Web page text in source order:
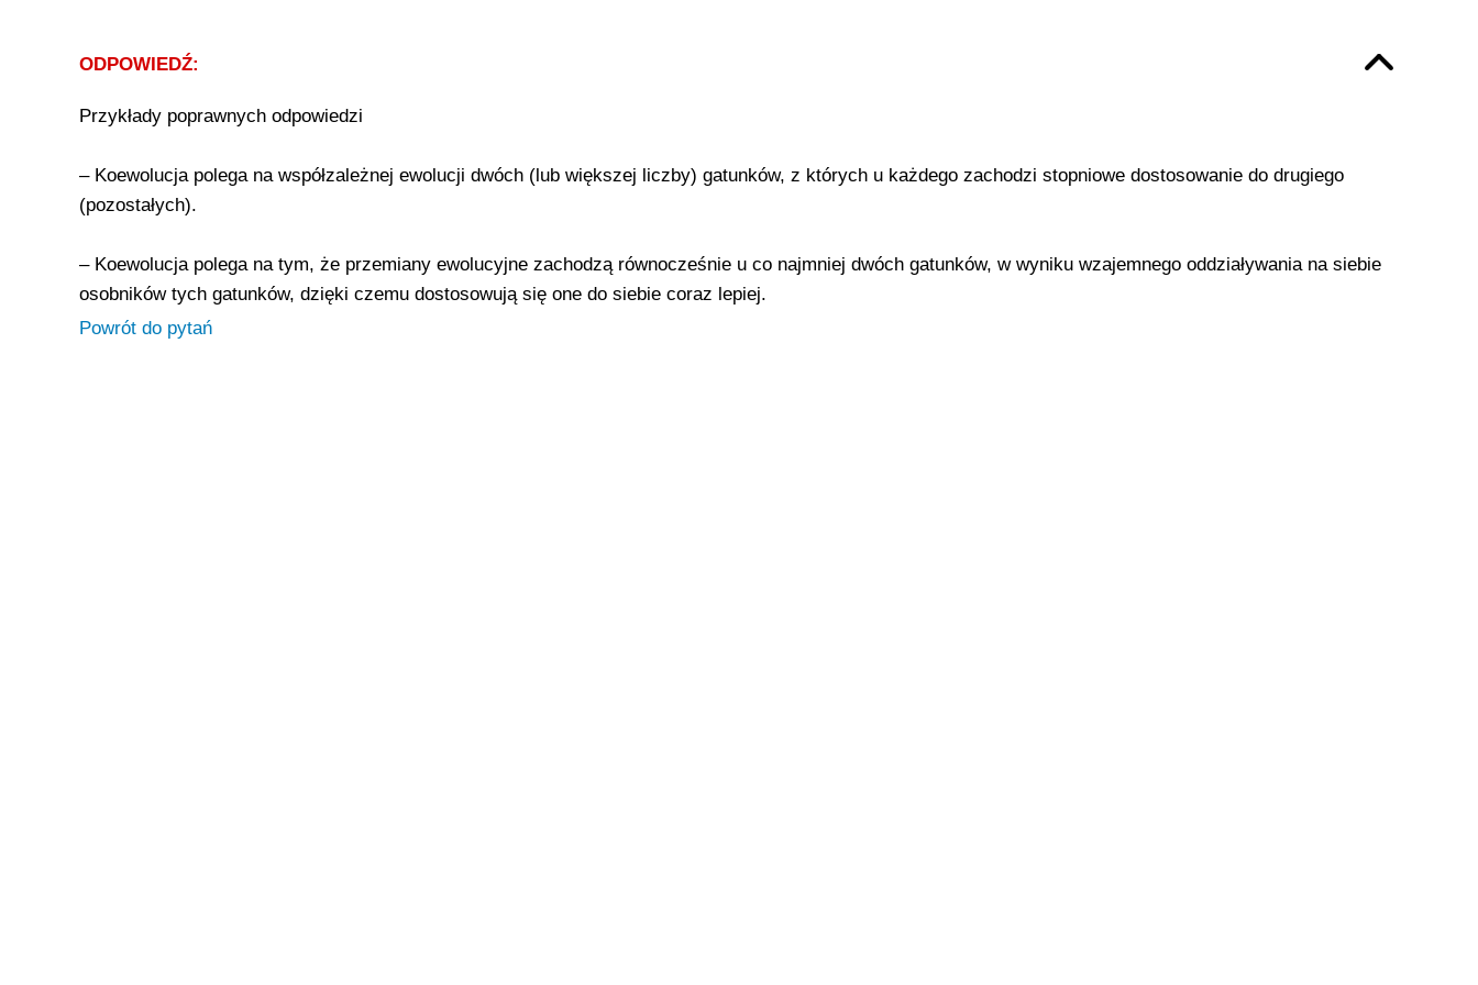
ODPOWIEDŹ:
Przykłady poprawnych odpowiedzi
– Koewolucja polega na współzależnej ewolucji dwóch (lub większej liczby) gatunków, z których u każdego zachodzi stopniowe dostosowanie do drugiego
(pozostałych).
– Koewolucja polega na tym, że przemiany ewolucyjne zachodzą równocześnie u co najmniej dwóch gatunków, w wyniku wzajemnego oddziaływania na siebie
osobników tych gatunków, dzięki czemu dostosowują się one do siebie coraz lepiej.
Powrót do pytań